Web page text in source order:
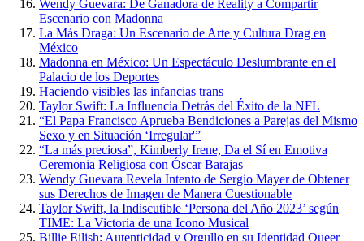
Wendy Guevara: De Ganadora de Reality a Compartir
Escenario con Madonna
La Más Draga: Un Escenario de Arte y Cultura Drag en
México
Madonna en México: Un Espectáculo Deslumbrante en el
Palacio de los Deportes
Haciendo visibles las infancias trans
Taylor Swift: La Influencia Detrás del Éxito de la NFL
“El Papa Francisco Aprueba Bendiciones a Parejas del Mismo
Sexo y en Situación ‘Irregular'”
“La más preciosa”, Kimberly Irene, Da el Sí en Emotiva
Ceremonia Religiosa con Óscar Barajas
Wendy Guevara Revela Intento de Sergio Mayer de Obtener
sus Derechos de Imagen de Manera Cuestionable
Taylor Swift, la Indiscutible ‘Persona del Año 2023’ según
TIME: La Victoria de una Icono Musical
Billie Eilish: Autenticidad y Orgullo en su Identidad Queer